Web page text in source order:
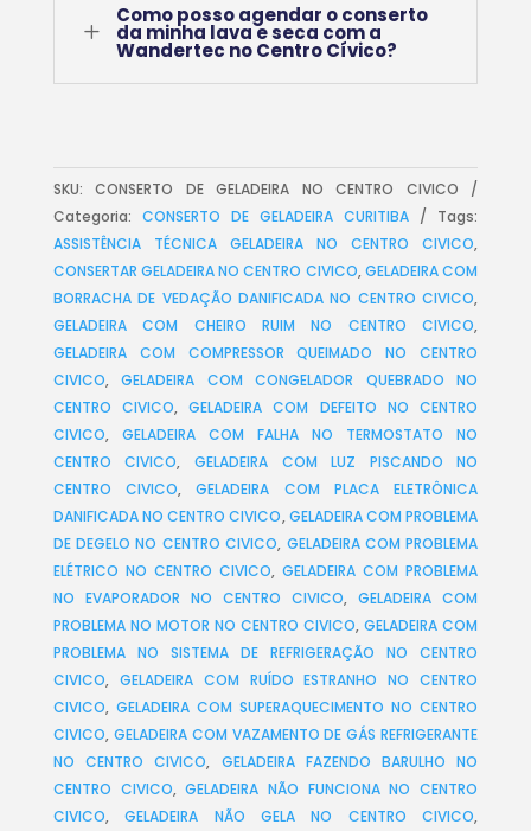
L
Como posso agendar o conserto
da minha lava e seca com a
Wandertec no Centro Cívico?
SKU:CONSERTO DE GELADEIRA NO CENTRO CIVICO
Categoria: CONSERTO DE GELADEIRA CURITIBA
Tags:
ASSISTÊNCIA TÉCNICA GELADEIRA NO CENTRO CIVICO,
CONSERTAR GELADEIRA NO CENTRO CIVICO,GELADEIRA COM
BORRACHA DE VEDAÇÃO DANIFICADA NO CENTRO CIVICO,
GELADEIRA COM CHEIRO RUIM NO CENTRO CIVICO,
GELADEIRA COM COMPRESSOR QUEIMADO NO CENTRO
CIVICO,GELADEIRA COM CONGELADOR QUEBRADO NO
CENTRO CIVICO,GELADEIRA COM DEFEITO NO CENTRO
CIVICO, GELADEIRA COM FALHA NO TERMOSTATO NO
CENTRO CIVICO, GELADEIRA COM LUZ PISCANDO NO
CENTRO CIVICO,GELADEIRA COM PLACA ELETRÔNICA
DANIFICADA NO CENTRO CIVICO,GELADEIRA COM PROBLEMA
DE DEGELO NO CENTRO CIVICO, GELADEIRA COM PROBLEMA
ELÉTRICO NO CENTRO CIVICO,GELADEIRA COM PROBLEMA
NO EVAPORADOR NO CENTRO CIVICO,GELADEIRA COM
PROBLEMA NO MOTOR NO CENTRO CIVICO,GELADEIRA COM
PROBLEMA NO SISTEMA DE REFRIGERAÇÃO NO CENTRO
CIVICO, GELADEIRA COM RUÍDO ESTRANHO NO CENTRO
CIVICO, GELADEIRA COM SUPERAQUECIMENTO NO CENTRO
CIVICO, GELADEIRA COM VAZAMENTO DE GÁS REFRIGERANTE
NO CENTRO CIVICO, GELADEIRA FAZENDO BARULHO NO
CENTRO CIVICO,GELADEIRA NÃO FUNCIONA NO CENTRO
CIVICO,GELADEIRA NÃO GELA NO CENTRO CIVICO,